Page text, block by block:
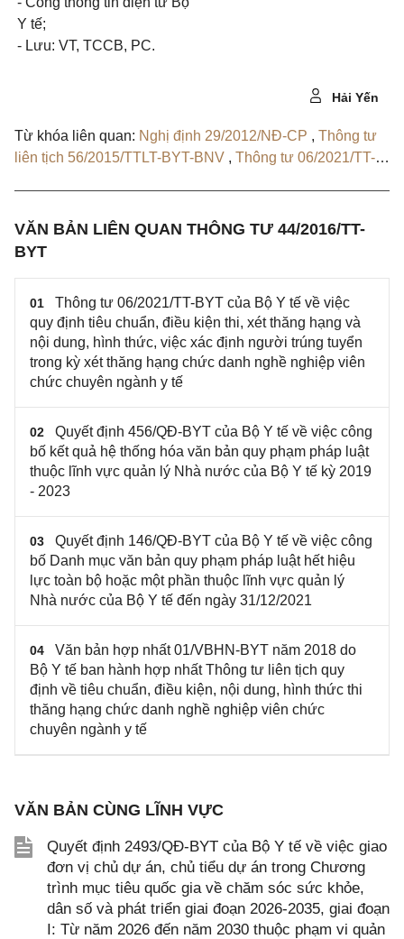
Y tế;
- Lưu: VT, TCCB, PC.
Hải Yến
Từ khóa liên quan: Nghị định 29/2012/NĐ-CP , Thông tư
liên tịch 56/2015/TTLT-BYT-BNV , Thông tư 06/2021/TT-
VĂN BẢN LIÊN QUAN THÔNG TƯ 44/2016/TT-
BYT
01
Thông tư 06/2021/TT-BYT của Bộ Y tế về việc
quy định tiêu chuẩn, điều kiện thi, xét thăng hạng và
nội dung, hình thức, việc xác định người trúng tuyển
trong kỳ xét thăng hạng chức danh nghề nghiệp viên
chức chuyên ngành y tế
02
Quyết định 456/QĐ-BYT của Bộ Y tế về việc công
bố kết quả hệ thống hóa văn bản quy phạm pháp luật
thuộc lĩnh vực quản lý Nhà nước của Bộ Y tế kỳ 2019
- 2023
03
Quyết định 146/QĐ-BYT của Bộ Y tế về việc công
bố Danh mục văn bản quy phạm pháp luật hết hiệu
lực toàn bộ hoặc một phần thuộc lĩnh vực quản lý
Nhà nước của Bộ Y tế đến ngày 31/12/2021
04
Văn bản hợp nhất 01/VBHN-BYT năm 2018 do
Bộ Y tế ban hành hợp nhất Thông tư liên tịch quy
định về tiêu chuẩn, điều kiện, nội dung, hình thức thi
thăng hạng chức danh nghề nghiệp viên chức
chuyên ngành y tế
VĂN BẢN CÙNG LĨNH VỰC
Quyết định 2493/QĐ-BYT của Bộ Y tế về việc giao
đơn vị chủ dự án, chủ tiểu dự án trong Chương
trình mục tiêu quốc gia về chăm sóc sức khỏe,
dân số và phát triển giai đoạn 2026-2035, giai đoạn
I: Từ năm 2026 đến năm 2030 thuộc phạm vi quản